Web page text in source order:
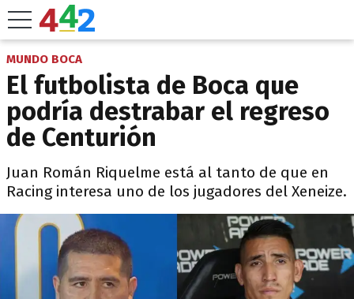
MUNDO BOCA
El futbolista de Boca que
podría destrabar el regreso
de Centurión
Juan Román Riquelme está al tanto de que en
Racing interesa uno de los jugadores del Xeneize.